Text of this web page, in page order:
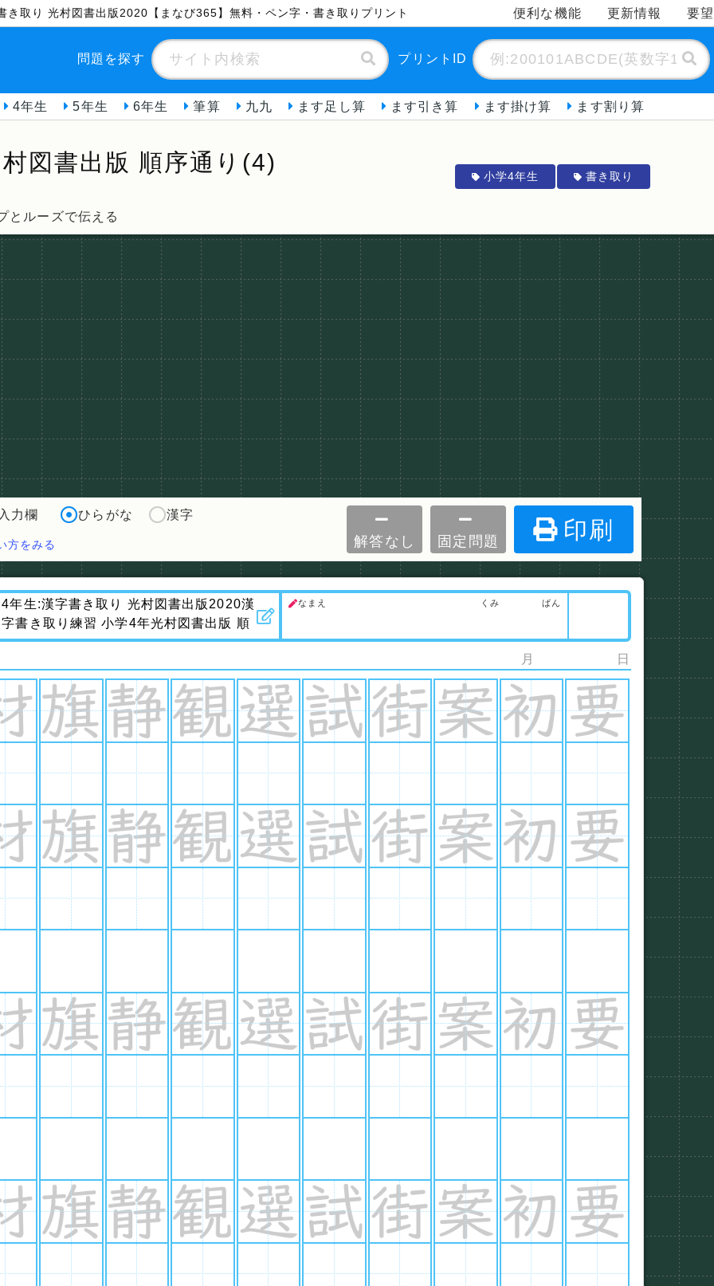
取り 光村図書出版2020【まなび365】無料・ペン字・書き取りプリント 便利な機能 更新情報 要望
問題を探す プリントID
4年生 5年生 6年生 筆算 九九 ます足し算 ます引き算 ます掛け算 ます割り算
図書出版 順序通り(4)
とルーズで伝える
小学4年生 書き取り
力欄 ひらがな 漢字
方をみる 解答なし 固定問題 印刷
なまえ くみ ばん
月 日